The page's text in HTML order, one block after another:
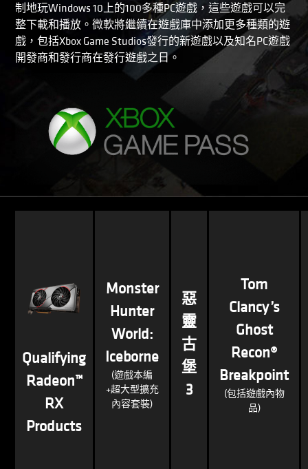
制地玩Windows 10上的100多種PC遊戲，這些遊戲可以完
整下載和播放。微軟將繼續在遊戲庫中添加更多種類的遊
戲，包括Xbox Game Studios發行的新遊戲以及知名PC遊戲
開發商和發行商在發行遊戲之日。
Qualifying
Radeon™
RX
Products
Monster
Hunter
World:
Iceborne
(遊戲本編
+超大型擴充
內容套裝)
惡
靈
古
堡
3
Tom
Clancy’s
Ghost
Recon®
Breakpoint
(包括遊戲內物
品)